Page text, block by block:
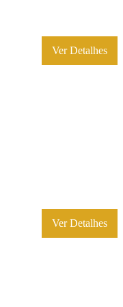
Ver Detalhes
Ver Detalhes